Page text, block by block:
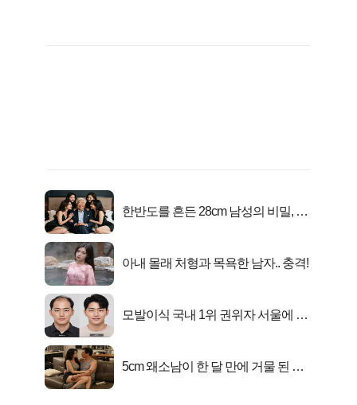
한반도를 흔든 28cm 남성의 비밀, 매
아내 몰래 처형과 목욕한 남자.. 충격!
모발이식 국내 1위 권위자 서울에 있
5cm 왜소남이 한 달 만에 거물 된 사